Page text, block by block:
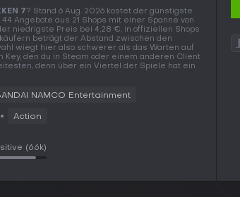
7? Stand 6 Aug. 2026 kostet der günstigste
Angebote aus 21 Shops mit einer Spanne von
niedrigste Preis bei 4,28 €, in offiziellen Shops
beträgt der Abstand zwischen den
wiegt hier also schwerer als das Warten auf
Key, den du in Steam oder einem anderen Client
denn über ein Viertel der Spiele hat ein
NAMCO Entertainment
Action
(66k)